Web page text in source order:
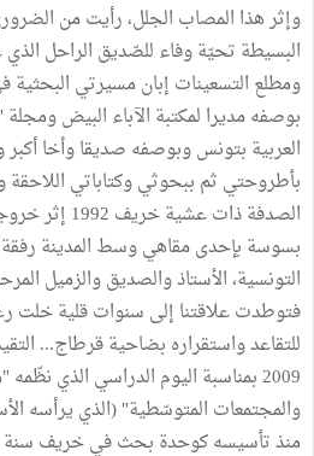
وإثر هذا المصاب الجلل، رأيت من
البسيطة تحيّة وفاء للصّديق الراحل الذي
ومطلع التسعينات إبان مسيرتي البحثية
بوصفه مديرا لمكتبة الآباء البيض ومجلة
العربية بتونس وبوصفه صديقا وأخا
بأطروحتي ثم ببحوثي وكتاباتي
الصدفة ذات
بسوسة بإحدى مقاهي وسط المدينة رفقة
التونسية، الأستاذ والصديق والزميل
فتوطدت علاقتنا إلى سنوات قلية خلت
للتقاعد واستقراره بضاحية قرطاج...
2009 بمناسبة اليوم الدراسي الذي
والمجتمعات المتوسّطية" (الذي يرأسه